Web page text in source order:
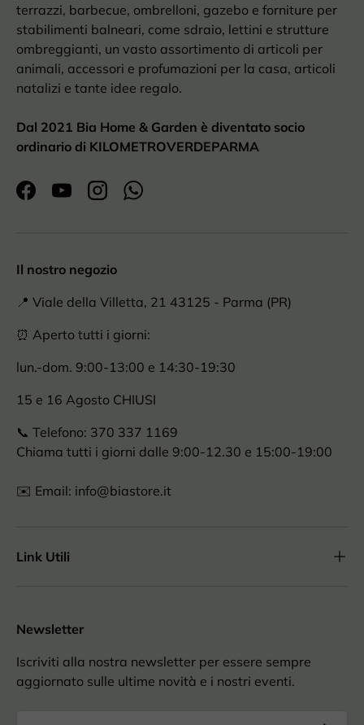
terrazzi, barbecue, ombrelloni, gazebo e forniture per
stabilimenti balneari, come sdraio, lettini e strutture
ombreggianti, un vasto assortimento di articoli per
animali, accessori e profumazioni per la casa, articoli
natalizi e tante idee regalo.
Dal 2021 Bia Home & Garden è diventato socio
ordinario di KILOMETROVERDEPARMA
FacebookYouTubeInstagramWhatsApp
Il nostro negozio
📍 Viale della Villetta, 21 43125 - Parma (PR)
⏰ Aperto tutti i giorni:
lun.-dom. 9:00-13:00 e 14:30-19:30
15 e 16 Agosto CHIUSI
📞 Telefono: 370 337 1169
Chiama tutti i giorni dalle 9:00-12.30 e 15:00-19:00
✉️ Email: info@biastore.it
Link Utili
Newsletter
Iscriviti alla nostra newsletter per essere sempre
aggiornato sulle ultime novità e i nostri eventi.